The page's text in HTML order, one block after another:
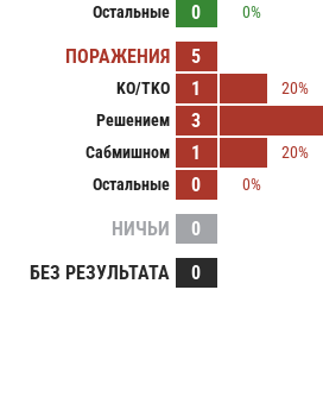
Остальные
0 0%
ПОРАЖЕНИЯ 5
KO/TKO 1
20%
Решением
3
Сабмишном
1
20%
Остальные
0 0%
НИЧЬИ
0
БЕЗ РЕЗУЛЬТАТА
0